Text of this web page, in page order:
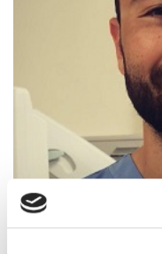
Promotion de la Santé
Nous Rejoindre
Nous Soutenir